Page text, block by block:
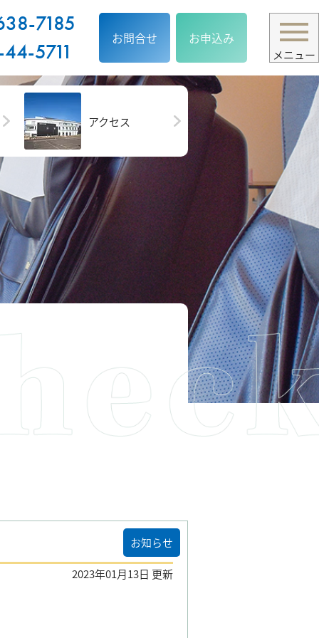
7185
5711
お問合せ お申込み
メニュー
アクセス
お知らせ
2023年01月13日 更新